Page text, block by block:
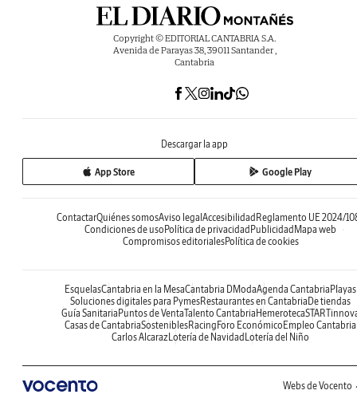
Copyright © EDITORIAL CANTABRIA S.A.
Avenida de Parayas 38, 39011 Santander ,
Cantabria
Descargar la app
App Store Google Play
ContactarQuiénes somosAviso legal Accesibilidad Reglamento UE 2024/
Condiciones de uso Política de privacidad Publicidad Mapa web
Compromisos editorialesPolítica de cookies
EsquelasCantabria en la MesaCantabria DModaAgenda Cantabria Playas
Soluciones digitales para PymesRestaurantes en Cantabria De tiendas
Guía Sanitaria Puntos de VentaTalento Cantabria Hemeroteca
Casas de CantabriaSosteniblesRacing Foro Económico Empleo Cantabria
Carlos AlcarazLotería de Navidad Lotería del Niño
Webs de Vocento